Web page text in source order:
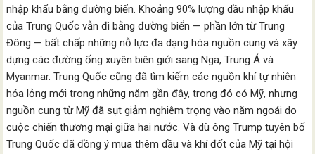
nhập khẩu bằng đường biển. Khoảng 90% lượng dầu nhập khẩu
của Trung Quốc vẫn đi bằng đường biển — phần lớn từ Trung
Đông — bất chấp những nỗ lực đa dạng hóa nguồn cung và xây
dựng các đường ống xuyên biên giới sang Nga, Trung Á và
Myanmar. Trung Quốc cũng đã tìm kiếm các nguồn khí tự nhiên
hóa lỏng mới trong những năm gần đây, trong đó có Mỹ, nhưng
nguồn cung từ Mỹ đã sụt giảm nghiêm trọng vào năm ngoái do
cuộc chiến thương mại giữa hai nước. Và dù ông Trump tuyên bố
Trung Quốc đã đồng ý mua thêm dầu và khí đốt của Mỹ tại hội